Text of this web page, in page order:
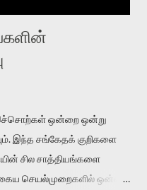
ஒன்றை ஒன்று
இந்த சங்கேதக் குறிகளை
சில சாத்தியங்களை
செயல்முறைகளில் ஒன்றை